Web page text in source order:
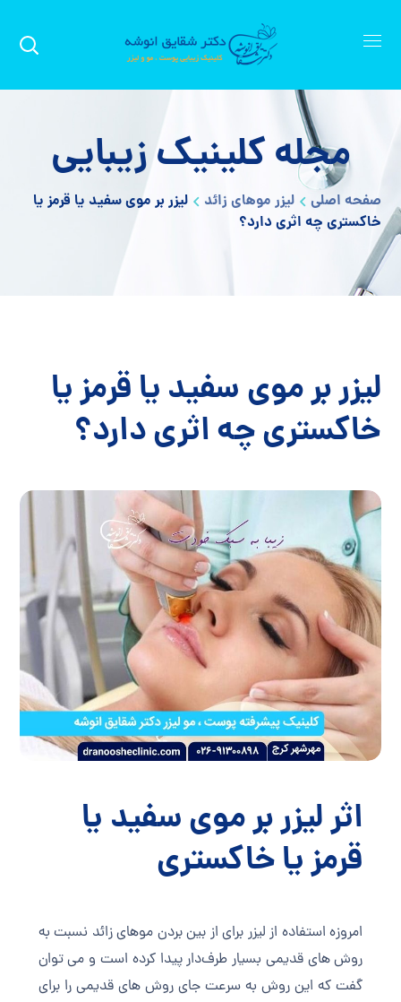
مجله کلینیک زیبایی
صفحه اصلی لیزر موهای زائد
لیزر بر موی سفید یا قرمز یا
خاکستری چه اثری دارد؟
لیزر بر موی سفید یا قرمز یا
خاکستری چه اثری دارد؟
اثر لیزر بر موی سفید یا
قرمز یا خاکستری
امروزه استفاده از لیزر برای از بین بردن موهای زائد نسبت به
روش های قدیمی بسیار طرف‌دار پیدا کرده است و می توان
گفت که این روش به سرعت جای روش های قدیمی را برای